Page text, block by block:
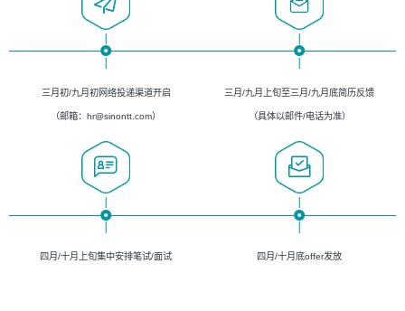
三月初/九月初网络投递渠道开启
（邮箱：hr@sinontt.com）
三月/九月上旬至三月/九月底简历反馈
（具体以邮件/电话为准）
四月/十月上旬集中安排笔试/面试 四月/十月底offer发放